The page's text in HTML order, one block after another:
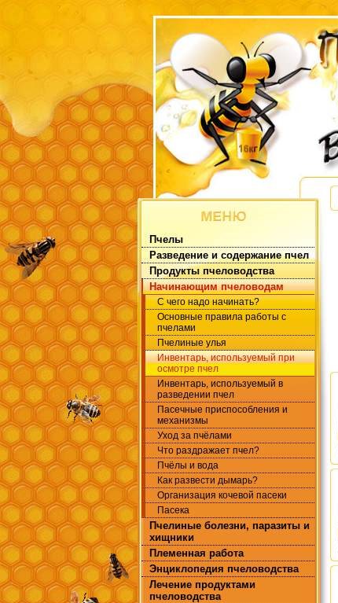
Пчелы
Разведение и содержание пчел
Продукты пчеловодства
Начинающим пчеловодам
С чего надо начинать?
Основные правила работы с
пчелами
Пчелиные улья
Инвентарь, используемый при
осмотре пчел
Инвентарь, используемый в
разведении пчел
Пасечные приспособления и
механизмы
Уход за пчёлами
Что раздражает пчел?
Пчёлы и вода
Как развести дымарь?
Организация кочевой пасеки
Пасека
Пчелиные болезни, паразиты и
хищники
Племенная работа
Энциклопедия пчеловодства
Лечение продуктами
пчеловодства